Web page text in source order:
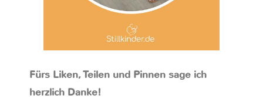
Fürs Liken, Teilen und Pinnen sage ich
herzlich Danke!